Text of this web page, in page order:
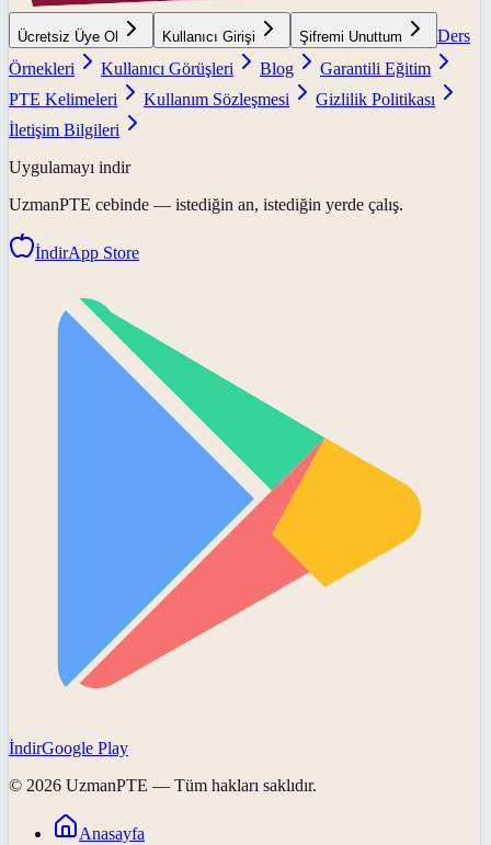
Ücretsiz Üye Ol Kullanıcı Girişi Şifremi Unuttum
Ders
Örnekleri
Kullanıcı Görüşleri Blog
Garantili Eğitim
PTE Kelimeleri
Kullanım Sözleşmesi
Gizlilik Politikası
İletişim Bilgileri
Uygulamayı indir
UzmanPTE cebinde — istediğin an, istediğin yerde çalış.
İndirApp Store
İndirGoogle Play
© 2026 UzmanPTE — Tüm hakları saklıdır.
Anasayfa